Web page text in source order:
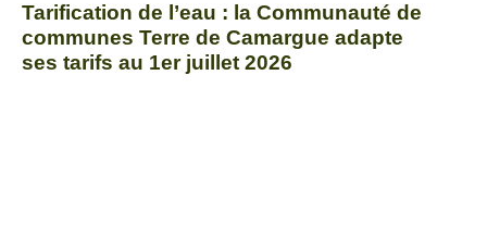
Tarification de l’eau : la Communauté de
communes Terre de Camargue adapte
ses tarifs au 1er juillet 2026